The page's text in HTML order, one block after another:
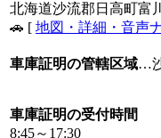
北海道沙流郡日高町富
🚗 [ 地図・詳細・音声
車庫証明の管轄区域…
車庫証明の受付時間
8:45～17:30